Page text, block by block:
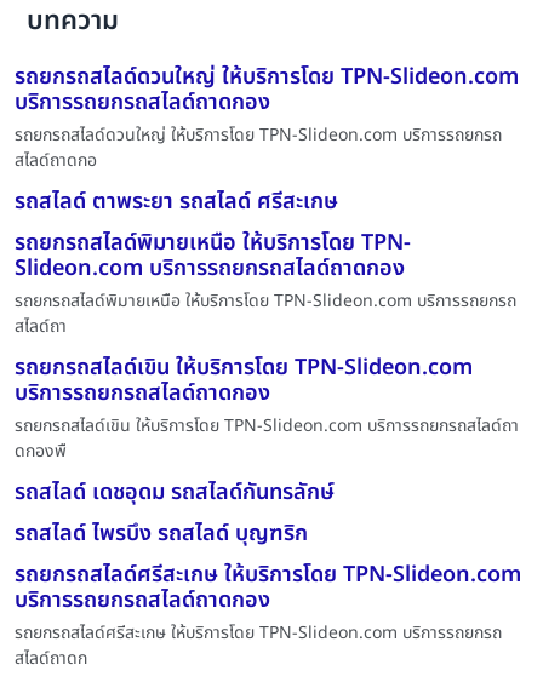
บทความ
รถยกรถสไลด์ดวนใหญ่ ให้บริการโดย TPN-Slideon.com
บริการรถยกรถสไลด์ถาดกอง
รถยกรถสไลด์ดวนใหญ่ ให้บริการโดย TPN-Slideon.com บริการรถยกรถ
สไลด์ถาดกอ
รถสไลด์ ตาพระยา รถสไลด์ ศรีสะเกษ
รถยกรถสไลด์พิมายเหนือ ให้บริการโดย TPN-
Slideon.com บริการรถยกรถสไลด์ถาดกอง
รถยกรถสไลด์พิมายเหนือ ให้บริการโดย TPN-Slideon.com บริการรถยกรถ
สไลด์ถา
รถยกรถสไลด์เขิน ให้บริการโดย TPN-Slideon.com
บริการรถยกรถสไลด์ถาดกอง
รถยกรถสไลด์เขิน ให้บริการโดย TPN-Slideon.com บริการรถยกรถสไลด์ถา
ดกองพื
รถสไลด์ เดชอุดม รถสไลด์กันทรลักษ์
รถสไลด์ ไพรบึง รถสไลด์ บุญฑริก
รถยกรถสไลด์ศรีสะเกษ ให้บริการโดย TPN-Slideon.com
บริการรถยกรถสไลด์ถาดกอง
รถยกรถสไลด์ศรีสะเกษ ให้บริการโดย TPN-Slideon.com บริการรถยกรถ
สไลด์ถาดก